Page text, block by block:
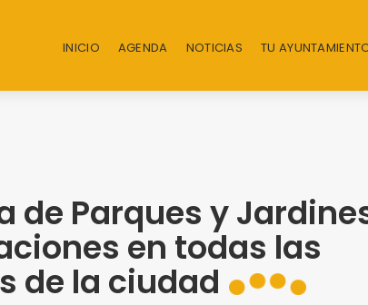
INICIO AGENDA NOTICIAS TU
de Parques y
en todas las
de la ciudad